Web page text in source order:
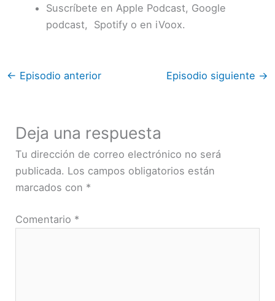
Suscríbete en Apple Podcast, Google
podcast, Spotify o en iVoox.
← Episodio anterior Episodio siguiente →
Deja una respuesta
Tu dirección de correo electrónico no será
publicada. Los campos obligatorios están
marcados con *
Comentario *